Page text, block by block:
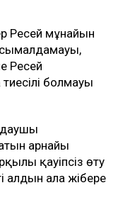
Ресей мұнайын
Ресей
болмауы
арнайы
қауіпсіз өту
алдын ала жібере